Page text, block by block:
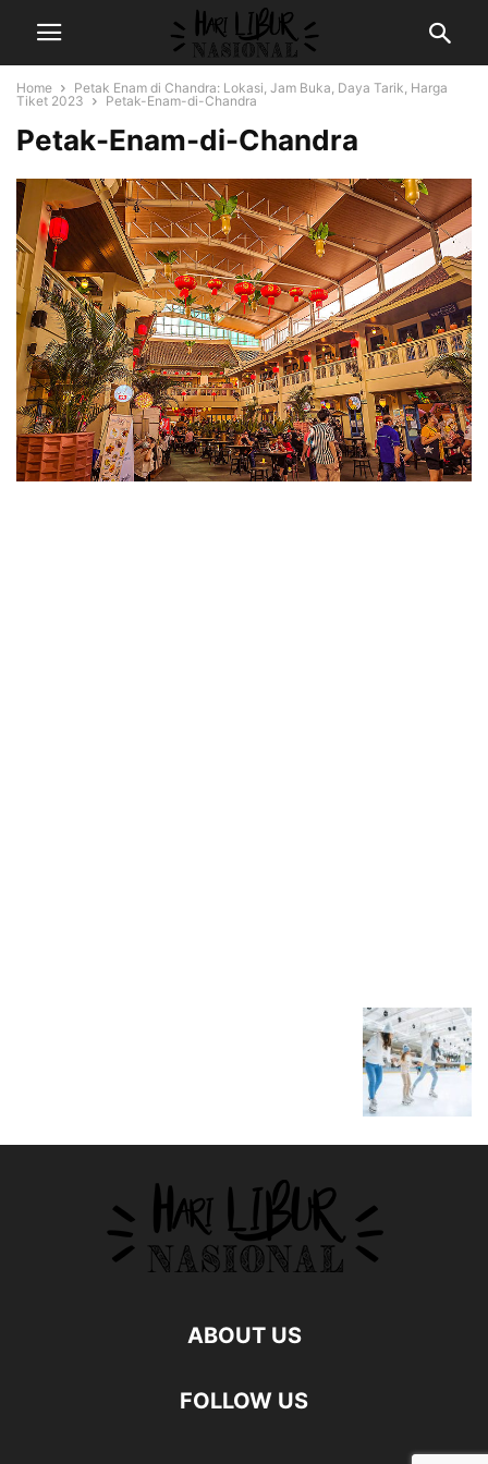
Home
Petak Enam di Chandra: Lokasi, Jam Buka, Daya Tarik, Harga
Tiket 2023
Petak-Enam-di-Chandra
Petak-Enam-di-Chandra
ABOUT US
FOLLOW US